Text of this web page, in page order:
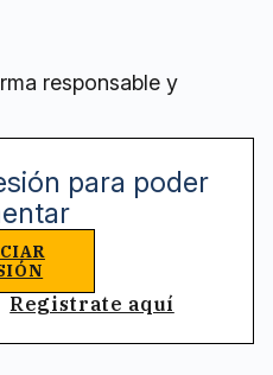
responsable y
para poder
Registrate aquí